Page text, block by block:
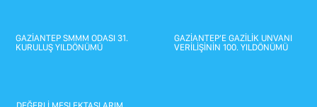
GAZİANTEP SMMM ODASI 31.
KURULUŞ YILDÖNÜMÜ
GAZİANTEP’E GAZİLİK UNVANI
VERİLİŞİNİN 100. YILDÖNÜMÜ
DEĞERLİ MESLEKTAŞLARIM